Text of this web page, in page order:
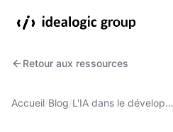
Retour aux ressources
Accueil/Blog/L'IA dans le dévelop…